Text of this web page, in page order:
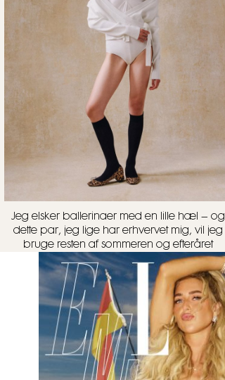
Jeg elsker ballerinaer med en lille hæl – og
dette par, jeg lige har erhvervet mig, vil jeg
bruge resten af sommeren og efteråret